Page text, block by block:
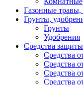
Газонные травы,
Грунты,
Грунты
Удобрения
Средства
Средства
Средства
Средства
Средства